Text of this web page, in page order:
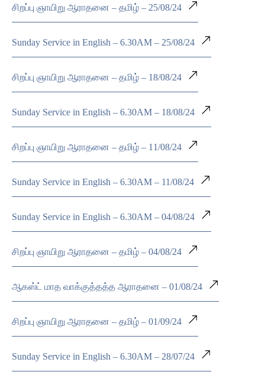
சிறப்பு ஞாயிறு ஆராதனை – தமிழ் – 25/08/24
Sunday Service in English – 6.30AM – 25/08/24
சிறப்பு ஞாயிறு ஆராதனை – தமிழ் – 18/08/24
Sunday Service in English – 6.30AM – 18/08/24
சிறப்பு ஞாயிறு ஆராதனை – தமிழ் – 11/08/24
Sunday Service in English – 6.30AM – 11/08/24
Sunday Service in English – 6.30AM – 04/08/24
சிறப்பு ஞாயிறு ஆராதனை – தமிழ் – 04/08/24
ஆகஸ்ட் மாத வாக்குத்தத்த ஆராதனை – 01/08/24
சிறப்பு ஞாயிறு ஆராதனை – தமிழ் – 01/09/24
Sunday Service in English – 6.30AM – 28/07/24